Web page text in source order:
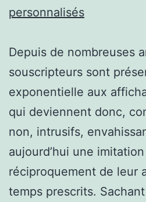
personnalisés
Depuis de nombreuses
souscripteurs sont
exponentielle aux
qui deviennent donc,
non, intrusifs,
aujourd’hui une
réciproquement de leur
temps prescrits.